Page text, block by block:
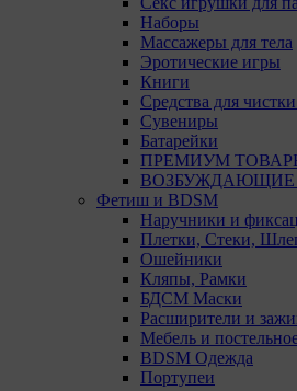
Наборы
Массажеры для тела
Эротические игры
Книги
Средства для
Сувениры
Батарейки
ПРЕМИУМ
ВОЗБУЖДАЮЩИЕ
Фетиш и BDSM
Наручники и
Плетки, Стеки,
Ошейники
Кляпы, Рамки
БДСМ Маски
Расширители и
Мебель и
BDSM Одежда
Портупеи